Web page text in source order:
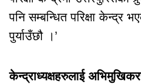
पनि सम्बन्धित परिक्षा केन्द्र
पुर्याउँछौ ।’
केन्द्राध्यक्षहरुलाई